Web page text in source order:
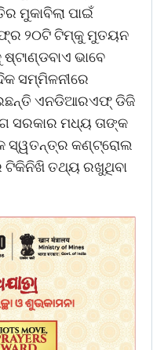
ମୁକାବିଲା ପାଇଁ
୨୦ଟି ଟିମ୍‌କୁ ମୁତୟନ
ଭାବେ
ସମ୍ମିଳନୀରେ
ଏନଡିଆରଏଫ୍‌ ଡିଜି
ସରକାର ମଧ୍ୟ ତାଙ୍କ
ସ୍ୱତନ୍ତ୍ର କଣ୍ଟ୍ରୋଲ
ଟିକିନିଖି ତଥ୍ୟ ରଖୁଥିବା